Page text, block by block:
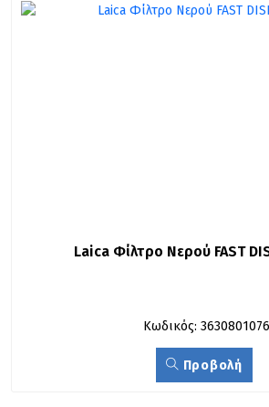
Laica Φίλτρο Νερού FAST
Κωδικός: 3630801076
Προβολή